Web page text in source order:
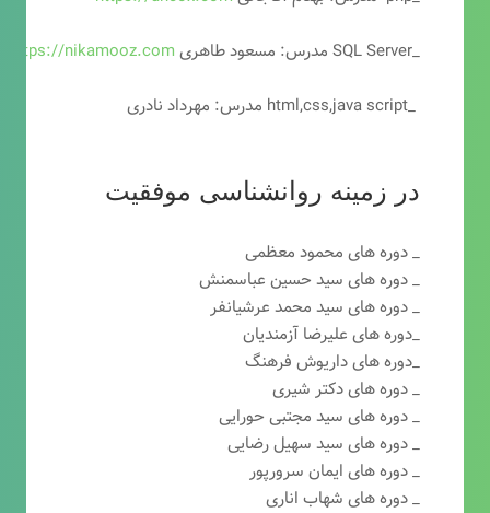
_SQL Server مدرس: مسعود طاهری
https://nikamooz.com
_html,css,java script مدرس: مهرداد نادری
در زمینه روانشناسی موفقیت
_ دوره های محمود معظمی
_ دوره های سید حسین عباسمنش
_ دوره های سید محمد عرشیانفر
_دوره های علیرضا آزمندیان
_دوره های داریوش فرهنگ
_ دوره های دکتر شیری
_ دوره های سید مجتبی حورایی
_ دوره های سید سهیل رضایی
_ دوره های ایمان سرورپور
_ دوره های شهاب اناری